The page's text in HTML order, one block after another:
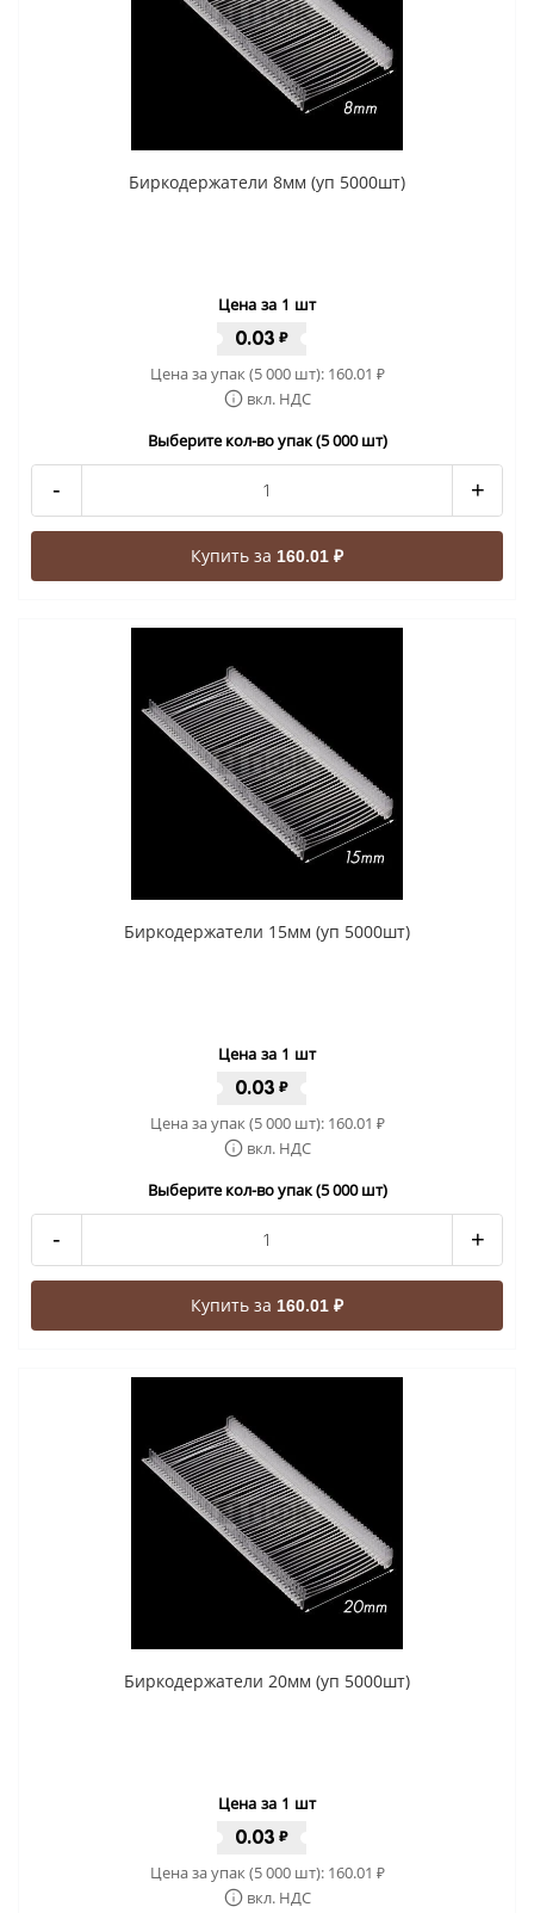
Биркодержатели 8мм (уп 5000шт)
Цена за 1 шт
0.03 ₽
Цена за упак (5 000 шт): 160.01 ₽
вкл. НДС
Выберите кол-во упак (5 000 шт)
- +
Купить за 160.01 ₽
Биркодержатели 15мм (уп 5000шт)
Цена за 1 шт
0.03 ₽
Цена за упак (5 000 шт): 160.01 ₽
вкл. НДС
Выберите кол-во упак (5 000 шт)
- +
Купить за 160.01 ₽
Биркодержатели 20мм (уп 5000шт)
Цена за 1 шт
0.03 ₽
Цена за упак (5 000 шт): 160.01 ₽
вкл. НДС